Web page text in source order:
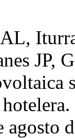
JP,
agosto